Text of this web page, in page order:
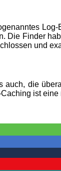
Finder
und
die
ist